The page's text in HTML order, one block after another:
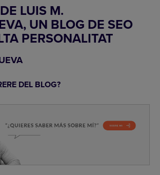
LUIS M.
UN BLOG DE SEO
PERSONALITAT
DEL BLOG?